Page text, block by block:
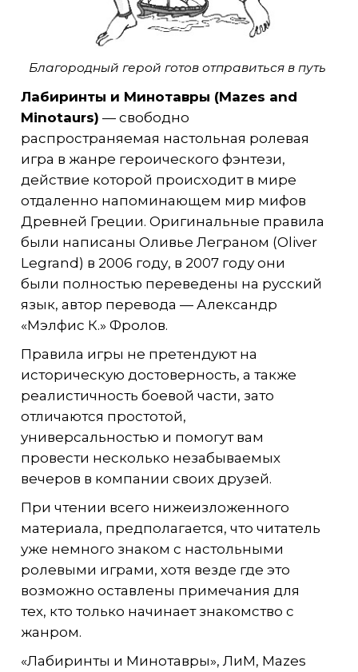
Благородный герой готов отправиться в путь
Лабиринты и Минотавры (Mazes and
Minotaurs) — свободно
распространяемая настольная ролевая
игра в жанре героического фэнтези,
действие которой происходит в мире
отдаленно напоминающем мир мифов
Древней Греции. Оригинальные правила
были написаны Оливье Леграном (Oliver
Legrand) в 2006 году, в 2007 году они
были полностью переведены на русский
язык, автор перевода — Александр
«Мэлфис К.» Фролов.
Правила игры не претендуют на
историческую достоверность, а также
реалистичность боевой части, зато
отличаются простотой,
универсальностью и помогут вам
провести несколько незабываемых
вечеров в компании своих друзей.
При чтении всего нижеизложенного
материала, предполагается, что читатель
уже немного знаком с настольными
ролевыми играми, хотя везде где это
возможно оставлены примечания для
тех, кто только начинает знакомство с
жанром.
«Лабиринты и Минотавры», ЛиМ, Mazes